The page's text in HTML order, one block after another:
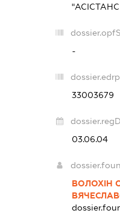
-
33003679
03.06.04
ВОЛОХІН